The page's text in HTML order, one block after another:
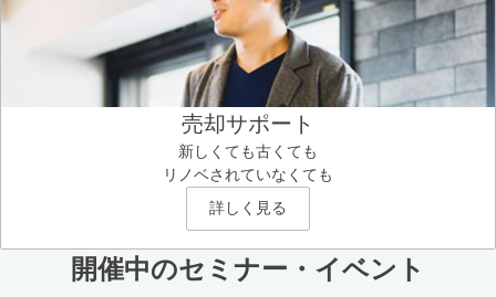
売却サポート
新しくても古くても
リノベされていなくても
詳しく見る
開催中のセミナー・イベント